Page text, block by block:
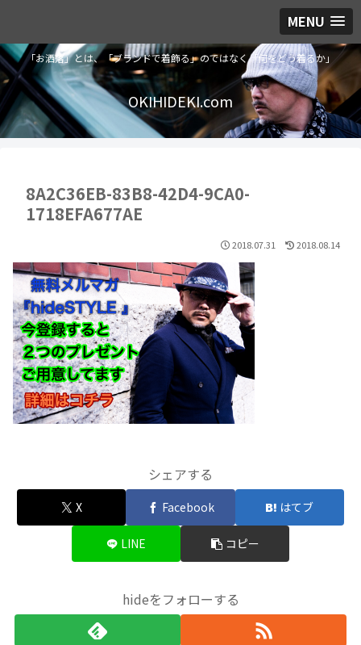
MENU
「お洒落」とは、「ブランドで着飾る」のではなく「何をどう着るか」
OKIHIDEKI.com
8A2C36EB-83B8-42D4-9CA0-
1718EFA677AE
2018.07.31 2018.08.14
シェアする
X Facebook はてブ
LINE コピー
hideをフォローする